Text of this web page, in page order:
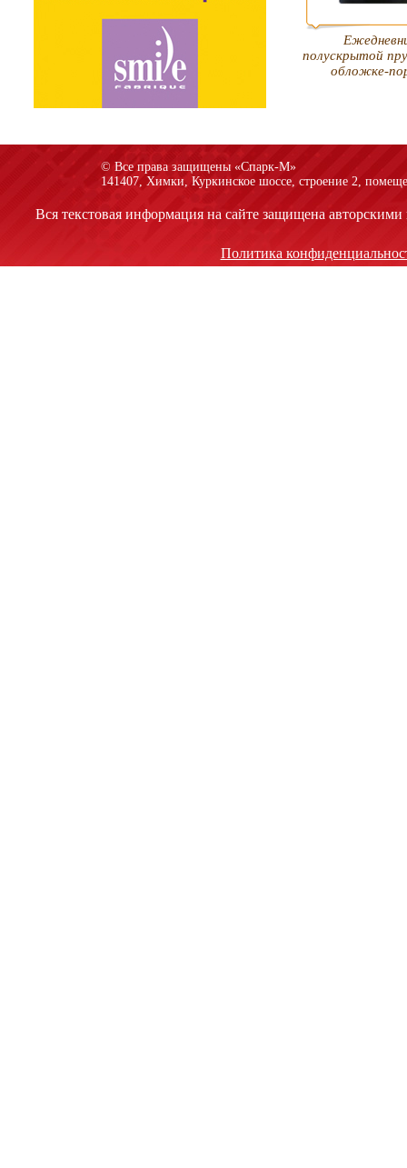
полускрытой
обложке-
© Все права защищены «Спарк-M»
141407, Химки, Куркинское шоссе, строение 2,
Вся текстовая информация на сайте защищена
Политика